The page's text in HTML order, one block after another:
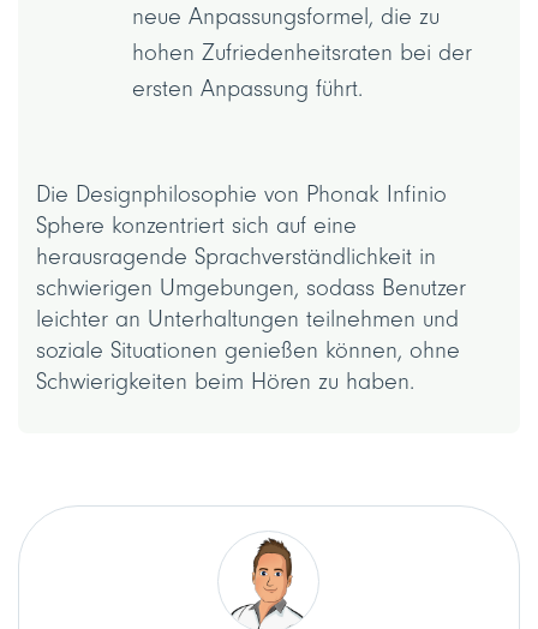
neue Anpassungsformel, die zu
hohen Zufriedenheitsraten bei der
ersten Anpassung führt.
Die Designphilosophie von Phonak Infinio
Sphere konzentriert sich auf eine
herausragende Sprachverständlichkeit in
schwierigen Umgebungen, sodass Benutzer
leichter an Unterhaltungen teilnehmen und
soziale Situationen genießen können, ohne
Schwierigkeiten beim Hören zu haben.